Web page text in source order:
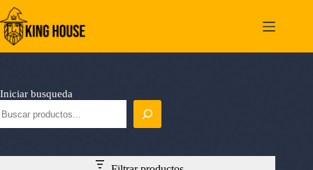
Saltar
al
contenido
Iniciar busqueda